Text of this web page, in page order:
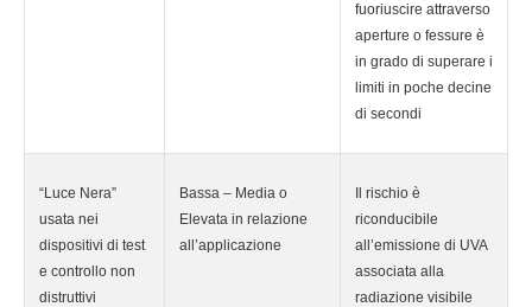
fuoriuscire attraverso
aperture o fessure è
in grado di superare i
limiti in poche decine
di secondi
“Luce Nera”
usata nei
dispositivi di test
e controllo non
distruttivi
Bassa – Media o
Elevata in relazione
all’applicazione
Il rischio è
riconducibile
all’emissione di UVA
associata alla
radiazione visibile